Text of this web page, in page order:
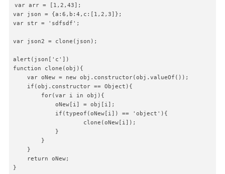
var arr = [1,2,43];
var json = {a:6,b:4,c:[1,2,3]};
var str = 'sdfsdf';
var json2 = clone(json);
alert(json['c'])
function clone(obj){
    var oNew = new obj.constructor(obj.valueOf());
    if(obj.constructor == Object){
        for(var i in obj){
            oNew[i] = obj[i];
            if(typeof(oNew[i]) == 'object'){
                    clone(oNew[i]);
            }
        }
    }
    return oNew;
}